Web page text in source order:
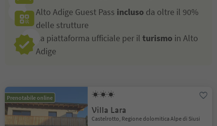
Alto Adige Guest Pass incluso da oltre il 90%
delle strutture
La piattaforma ufficiale per il turismo in Alto
Adige
Prenotabile online
Villa Lara
Castelrotto, Regione dolomitica Alpe di Siusi